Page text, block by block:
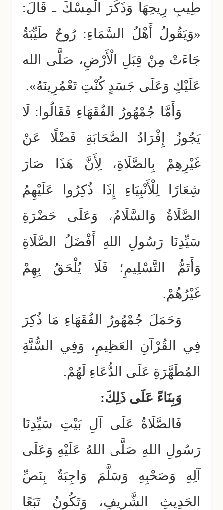
طِيبِ رِيحِهَا وَذَكَرَ الْمِسْكَ ـ قَالَ:
«وَيَقُولُ أَهْلُ السَّمَاءِ: رُوحٌ طَيِّبَةٌ
جَاءَتْ مِنْ قِبَلِ الْأَرْضِ، صَلَّى الله
عَلَيْكِ وَعَلَى جَسَدٍ كُنْتِ تَعْمُرِينَهُ».
وَأَمَّا جُمْهُورُ الفُقَهَاءِ فَقَالُوا: لَا
يَجُوزُ إِفْرَادُ الصَّحَابَةِ فَضْلًا عَنْ
غَيْرِهِمْ بِالصَّلَاةِ، لِأَنَّ هَذَا صَارَ
شِعَارًا لِلْأَنْبِيَاءِ إِذَا ذُكِرُوا عَلَيْهِمُ
الصَّلَاةُ وَالسَّلَامُ، وَعَلَى حَضْرَةِ
سَيِّدِنَا رَسُولِ اللهِ أَفْضَلُ الصَّلَاةِ
وَأَتَمُّ التَّسْلِيمِ؛ فَلَا يُلْحَقُ بِهِمْ
غَيْرُهُمْ.
وَحَمَلَ جُمْهُورُ الفُقَهَاءِ مَا ذُكِرَ
فِي القُرْآنِ العَظِيمِ، وَفِي السُّنَّةِ
المُطَهَّرَةِ عَلَى الدُّعَاءِ لَهُمْ.
وَبِنَاءً عَلَى ذَلِكَ:
فَالصَّلَاةُ عَلَى آلِ بَيْتِ سَيِّدِنَا
رَسُولِ اللهِ صَلَّى اللهُ عَلَيْهِ وَعَلَى
آلِهِ وَصَحْبِهِ وَسَلَّمَ وَاجِبَةٌ بِنَصِّ
الحَدِيثِ الشَّرِيفِ، وَتَكُونُ تَبَعًا